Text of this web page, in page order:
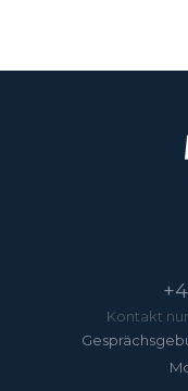
Kontakt